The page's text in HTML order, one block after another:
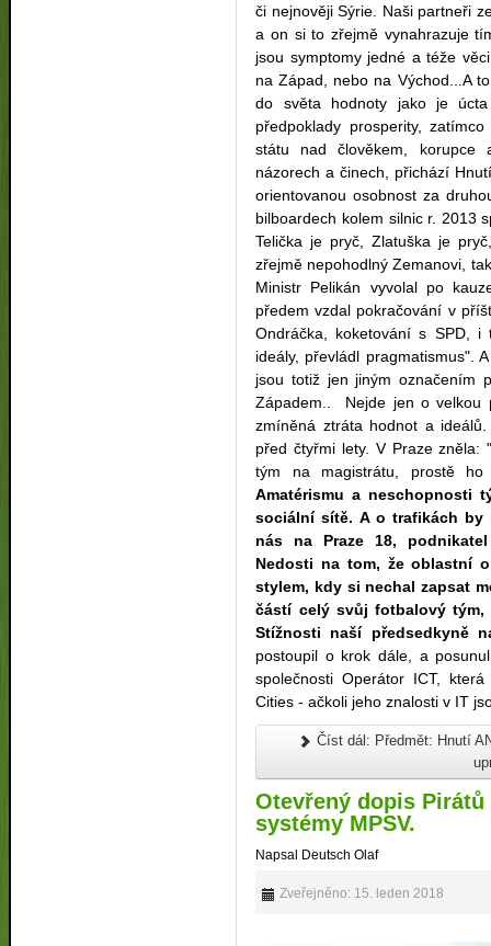
či nejnověji Sýrie. Naši partneři
a on si to zřejmě vynahrazuje
jsou symptomy jedné a téže
na Západ, nebo na Východ...A
do světa hodnoty jako je
předpoklady prosperity,
státu nad člověkem,
názorech a činech, přichází
orientovanou osobnost za
bilboardech kolem silnic r. 2013
Telička je pryč, Zlatuška je
zřejmě nepohodlný Zemanovi,
Ministr Pelikán vyvolal po
předem vzdal pokračování v
Ondráčka, koketování s SPD, i
ideály, převládl pragmatismus".
jsou totiž jen jiným označením
Západem.. Nejde jen o velkou
zmíněná ztráta hodnot a
před čtyřmi lety. V Praze zněla:
tým na magistrátu, prostě ho
Amatérismu a neschopnosti
sociální sítě. A o trafikách by
nás na Praze 18,
Nedosti na tom, že oblastní
stylem, kdy si nechal zapsat
částí celý svůj fotbalový
Stížnosti naší předsedkyně
postoupil o krok dále, a
společnosti Operátor ICT,
Cities - ačkoli jeho znalosti v IT
Číst dál: Předmět: Hnutí
Otevřený dopis Pirátů
systémy MPSV.
Napsal Deutsch Olaf
Zveřejněno: 15. leden 2018